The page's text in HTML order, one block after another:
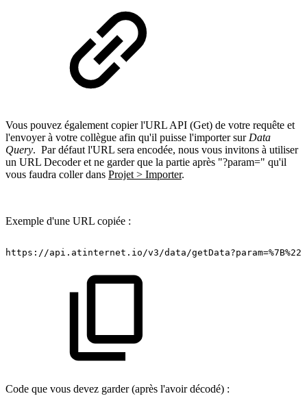
Vous pouvez également copier l'URL API (Get) de votre requête et
l'envoyer à votre collègue afin qu'il puisse l'importer sur Data
Query. Par défaut l'URL sera encodée, nous vous invitons à utiliser
un URL Decoder et ne garder que la partie après "?param=" qu'il
vous faudra coller dans Projet > Importer.
Exemple d'une URL copiée :
https://api.atinternet.io/v3/data/
Code que vous devez garder (après l'avoir décodé) :